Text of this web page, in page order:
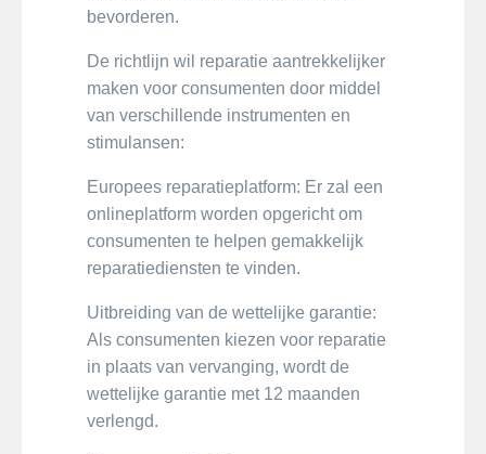
bevorderen.
De richtlijn wil reparatie aantrekkelijker
maken voor consumenten door middel
van verschillende instrumenten en
stimulansen:
Europees reparatieplatform: Er zal een
onlineplatform worden opgericht om
consumenten te helpen gemakkelijk
reparatiediensten te vinden.
Uitbreiding van de wettelijke garantie:
Als consumenten kiezen voor reparatie
in plaats van vervanging, wordt de
wettelijke garantie met 12 maanden
verlengd.